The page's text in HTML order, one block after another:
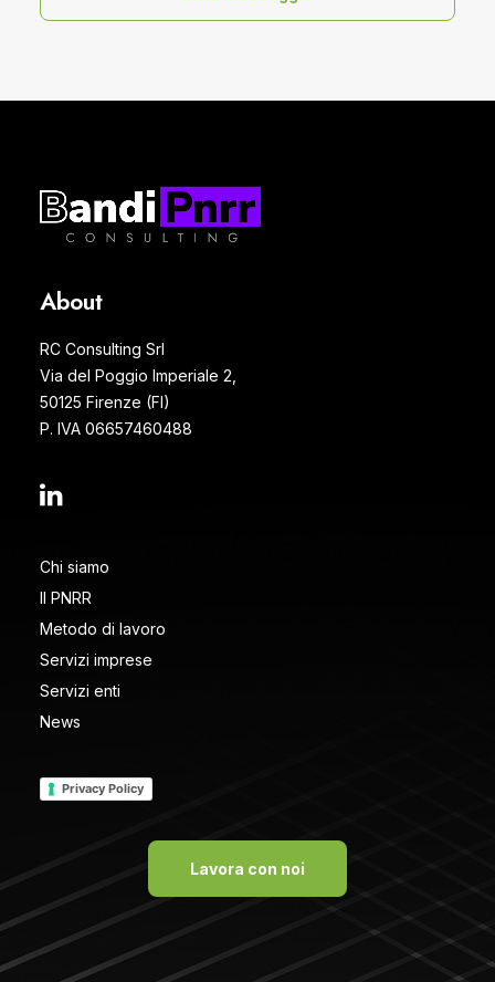
About
RC Consulting Srl
Via del Poggio Imperiale 2,
50125 Firenze (FI)
P. IVA 06657460488
Chi siamo
Il PNRR
Metodo di lavoro
Servizi imprese
Servizi enti
News
Privacy Policy
Lavora con noi